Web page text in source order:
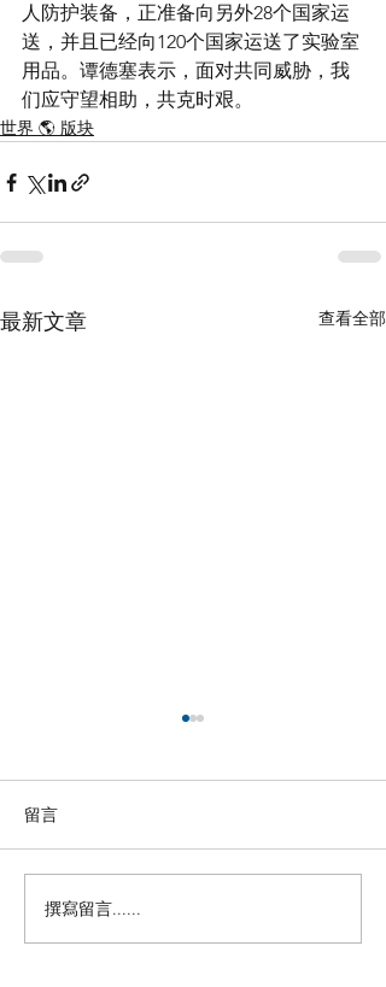
人防护装备，正准备向另外28个国家运
送，并且已经向120个国家运送了实验室
用品。谭德塞表示，面对共同威胁，我
们应守望相助，共克时艰。
世界 🌎 版块
最新文章 查看全部
【羊城晚报】“科技+非遗”
引热议！第六届“广东文化
留言
撰寫留言......